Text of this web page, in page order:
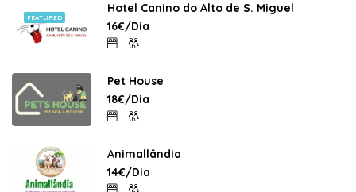
FEATURED
Hotel Canino do Alto de S. Miguel
16€/Dia
Pet House
18€/Dia
Animallândia
14€/Dia